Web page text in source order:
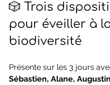
🎲 Trois
pour éveiller à
biodiversité
Présente sur les 3 jours
Sébastien, Alane,